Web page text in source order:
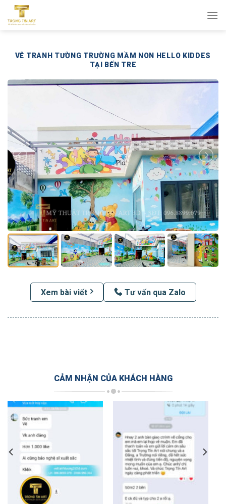
qua
VẼ TRANH TƯỜNG TRƯỜNG MẦM NON HELLO KIDDES
TẠI BẾN TRE
Xem bài viết Tư vấn qua Zalo
CẢM NHẬN CỦA KHÁCH HÀNG